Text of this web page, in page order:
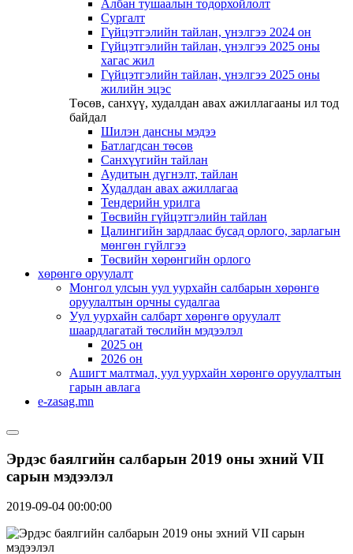
Албан тушаалын тодорхойлолт
Сургалт
Гүйцэтгэлийн тайлан, үнэлгээ 2024 он
Гүйцэтгэлийн тайлан, үнэлгээ 2025 оны
хагас жил
Гүйцэтгэлийн тайлан, үнэлгээ 2025 оны
жилийн эцэс
Төсөв, санхүү, худалдан авах ажиллагааны ил тод
байдал
Шилэн дансны мэдээ
Батлагдсан төсөв
Санхүүгийн тайлан
Аудитын дүгнэлт, тайлан
Худалдан авах ажиллагаа
Тендерийн урилга
Төсвийн гүйцэтгэлийн тайлан
Цалингийн зардлаас бусад орлого, зарлагын
мөнгөн гүйлгээ
Төсвийн хөрөнгийн орлого
хөрөнгө оруулалт
Монгол улсын уул уурхайн салбарын хөрөнгө
оруулалтын орчны судалгаа
Уул уурхайн салбарт хөрөнгө оруулалт
шаардлагатай төслийн мэдээлэл
2025 он
2026 он
Ашигт малтмал, уул уурхайн хөрөнгө оруулалтын
гарын авлага
e-zasag.mn
Эрдэс баялгийн салбарын 2019 оны эхний VII
сарын мэдээлэл
2019-09-04 00:00:00